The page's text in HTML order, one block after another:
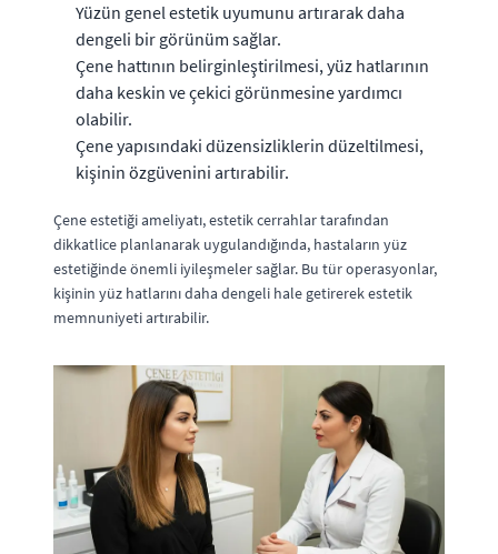
Yüzün genel estetik uyumunu artırarak daha
dengeli bir görünüm sağlar.
Çene hattının belirginleştirilmesi, yüz hatlarının
daha keskin ve çekici görünmesine yardımcı
olabilir.
Çene yapısındaki düzensizliklerin düzeltilmesi,
kişinin özgüvenini artırabilir.
Çene estetiği ameliyatı, estetik cerrahlar tarafından
dikkatlice planlanarak uygulandığında, hastaların yüz
estetiğinde önemli iyileşmeler sağlar. Bu tür operasyonlar,
kişinin yüz hatlarını daha dengeli hale getirerek estetik
memnuniyeti artırabilir.